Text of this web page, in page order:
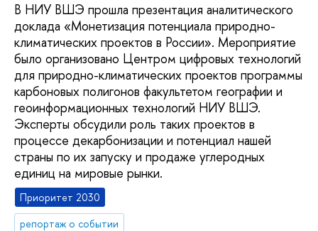
В НИУ ВШЭ прошла презентация аналитического
доклада «Монетизация потенциала природно-
климатических проектов в России». Мероприятие
было организовано Центром цифровых технологий
для природно-климатических проектов программы
карбоновых полигонов факультетом географии и
геоинформационных технологий НИУ ВШЭ.
Эксперты обсудили роль таких проектов в
процессе декарбонизации и потенциал нашей
страны по их запуску и продаже углеродных
единиц на мировые рынки.
Приоритет 2030
репортаж о событии